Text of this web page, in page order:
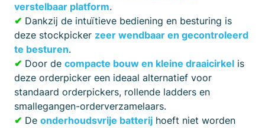
verstelbaar platform.
✔ Dankzij de intuïtieve bediening en besturing is
deze stockpicker zeer wendbaar en gecontroleerd
te besturen.
✔ Door de compacte bouw en kleine draaicirkel is
deze orderpicker een ideaal alternatief voor
standaard orderpickers, rollende ladders en
smallegangen-orderverzamelaars.
✔ De onderhoudsvrije batterij hoeft niet worden